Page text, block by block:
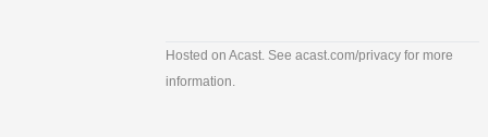
Hosted on Acast. See acast.com/privacyfor more
information.